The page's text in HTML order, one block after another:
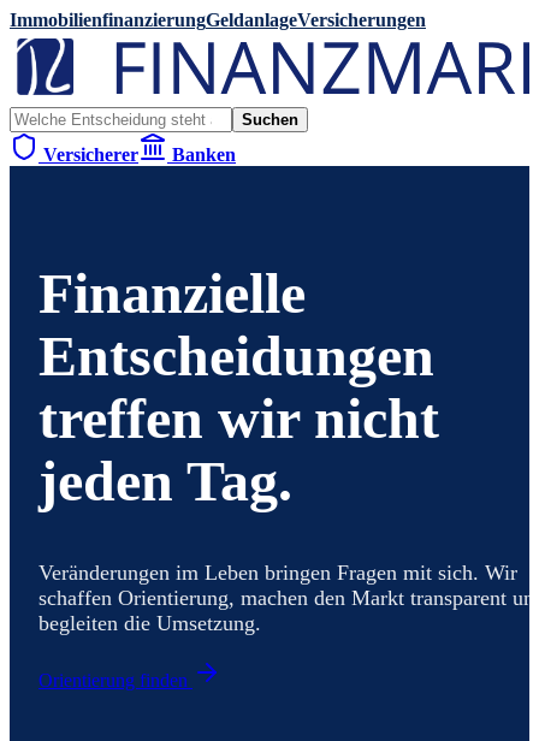
ImmobilienfinanzierungGeldanlageVersicherungen
Suchen
Versicherer Banken
Finanzielle
Entscheidungen
treffen wir nicht
jeden Tag.
Veränderungen im Leben bringen Fragen mit sich. Wir
schaffen Orientierung, machen den Markt transparent
begleiten die Umsetzung.
Orientierung finden